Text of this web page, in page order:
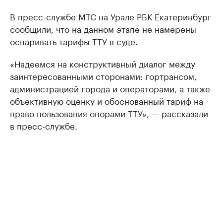
В пресс-службе МТС на Урале РБК Екатеринбург
сообщили, что на данном этапе не намерены
оспаривать тарифы ТТУ в суде.
«Надеемся на конструктивный диалог между
заинтересованными сторонами: гортрансом,
администрацией города и операторами, а также
объективную оценку и обоснованный тариф на
право пользования опорами ТТУ», — рассказали
в пресс-службе.